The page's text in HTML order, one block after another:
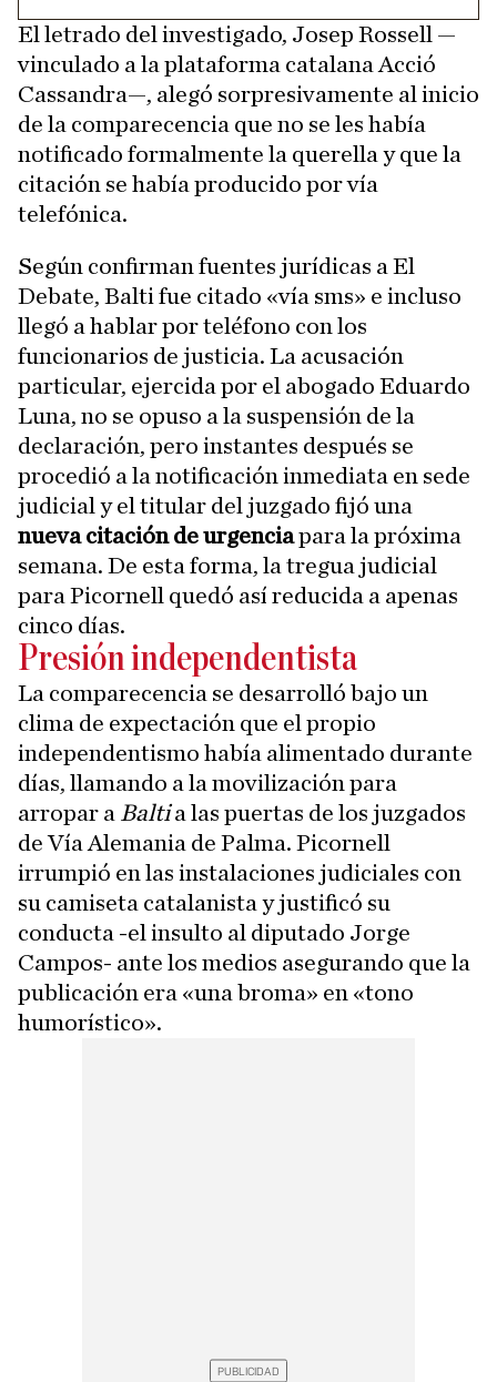
El letrado del investigado, Josep Rossell —
vinculado a la plataforma catalana Acció
Cassandra—, alegó sorpresivamente al inicio
de la comparecencia que no se les había
notificado formalmente la querella y que la
citación se había producido por vía
telefónica.
Según confirman fuentes jurídicas a El
Debate, Balti fue citado «vía sms» e incluso
llegó a hablar por teléfono con los
funcionarios de justicia. La acusación
particular, ejercida por el abogado Eduardo
Luna, no se opuso a la suspensión de la
declaración, pero instantes después se
procedió a la notificación inmediata en sede
judicial y el titular del juzgado fijó una
nueva citación de urgenciapara la próxima
semana. De esta forma, la tregua judicial
para Picornell quedó así reducida a apenas
cinco días.
Presión independentista
La comparecencia se desarrolló bajo un
clima de expectación que el propio
independentismo había alimentado durante
días, llamando a la movilización para
arropar a Baltia las puertas de los juzgados
de Vía Alemania de Palma. Picornell
irrumpió en las instalaciones judiciales con
su camiseta catalanista y justificó su
conducta -el insulto al diputado Jorge
Campos- ante los medios asegurando que la
publicación era «una broma» en «tono
humorístico».